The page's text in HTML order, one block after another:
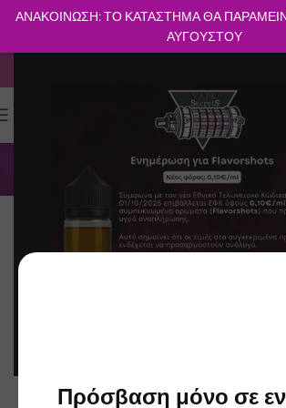
Πρόσβαση μόνο σε
Joes Juice
Κατηγορίες
Joes Juice Φίλτρα
ΑΝΑΚΟΙΝΩΣΗ: ΤΟ ΚΑΤΑΣΤΗΜΑ ΘΑ
ΑΥΓΟΥΣΤΟΥ